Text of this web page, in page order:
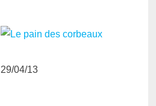
29/04/13